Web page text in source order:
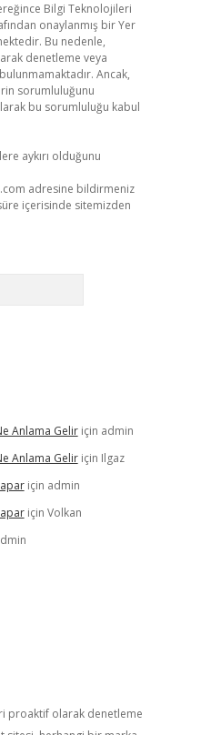
Bilgi Teknolojileri
onaylanmış bir Yer
Bu nedenle,
denetleme veya
Ancak,
sorumluluğunu
bu sorumluluğu kabul
aykırı olduğunu
adresine bildirmeniz
içerisinde sitemizden
Anlama Geliriçin admin
Anlama Geliriçin Ilgaz
için admin
için Volkan
proaktif olarak denetleme